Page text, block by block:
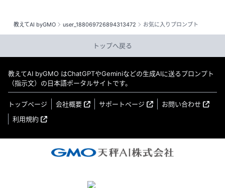
教えてAI byGMO user_188069726894313472 お気に入りプロンプト
トップへ戻る
教えてAI byGMO はChatGPTやGeminiなどの生成AIに送るプロンプト
（指示文）の日本語ポータルサイトです。
トップページ 会社概要 サポートページ
お問い合わせ
利用規約